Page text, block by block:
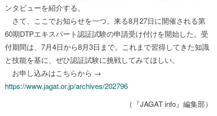
ンタビューを紹介する。
さて、ここでお知らせを一つ。来る8月27日に開催される第
60期DTPエキスパート認証試験の申請受け付けを開始した。受
付期間は、7月4日から8月3日まで。これまで習得してきた知識
と技能を基に、ぜひ認証試験に挑戦してみてほしい。
お申し込みはこちらから →
https://www.jagat.or.jp/archives/202796
（『JAGAT info』編集部）